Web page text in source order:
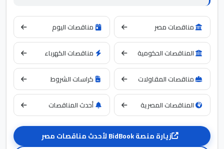
مناقصات مصر مناقصات اليوم
المناقصات الحكومية مناقصات الكهرباء
مناقصات المقاولات كراسات الشروط
المناقصات المصرية أحدث المناقصات
زيارة منصة BidBook لأحدث مناقصات مصر